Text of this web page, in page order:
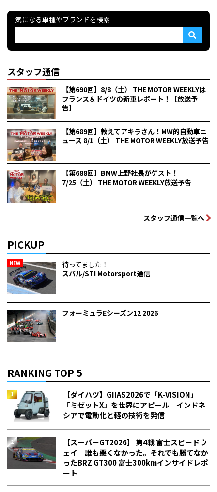
気になる車種やブランドを検索
スタッフ通信
【第690回】8/8（土） THE MOTOR WEEKLYは
フランス＆ドイツの新車レポート！【放送予
告】
【第689回】教えてアキラさん！MW的自動車ニ
ュース 8/1（土） THE MOTOR WEEKLY放送予告
【第688回】BMW上野社長がゲスト！
7/25（土） THE MOTOR WEEKLY放送予告
スタッフ通信一覧へ
PICKUP
NEW
待ってました！
スバル/STI Motorsport通信
フォーミュラEシーズン12 2026
RANKING TOP 5
【ダイハツ】GIIAS2026で「K-VISION」
「ミゼットX」を世界にアピール インドネ
シアで電動化と軽の技術を発信
【スーパーGT2026】 第4戦 富士スピードウ
ェイ 誰も悪くなかった。それでも勝てなか
った――BRZ GT300 富士300kmインサイドレポ
ート